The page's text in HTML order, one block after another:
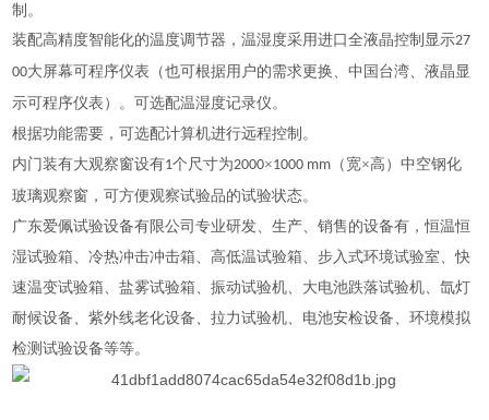
制。
装配高精度智能化的温度调节器，温湿度采用进口全液晶控制显示27
00大屏幕可程序仪表（也可根据用户的需求更换、中国台湾、液晶显
示可程序仪表）。可选配温湿度记录仪。
根据功能需要，可选配计算机进行远程控制。
内门装有大观察窗设有1个尺寸为2000×1000 mm （宽×高）中空钢化
玻璃观察窗，可方便观察试验品的试验状态。
广东爱佩试验设备有限公司专业研发、生产、销售的设备有，恒温恒
湿试验箱、冷热冲击冲击箱、高低温试验箱、步入式环境试验室、快
速温变试验箱、盐雾试验箱、振动试验机、大电池跌落试验机、氙灯
耐候设备、紫外线老化设备、拉力试验机、电池安检设备、环境模拟
检测试验设备等等。